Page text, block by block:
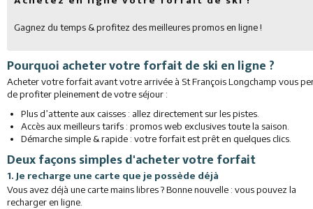
Gagnez du temps & profitez des meilleures promos en ligne !
Pourquoi acheter votre forfait de ski en ligne ?
Acheter votre forfait avant votre arrivée à St François Longchamp vous
de profiter pleinement de votre séjour :
Plus d’attente aux caisses : allez directement sur les pistes.
Accès aux meilleurs tarifs : promos web exclusives toute la saison.
Démarche simple & rapide : votre forfait est prêt en quelques clics.
Deux façons simples d'acheter votre forfait
1. Je recharge une carte que je possède déjà
Vous avez déjà une carte mains libres ? Bonne nouvelle : vous pouvez la
recharger en ligne.